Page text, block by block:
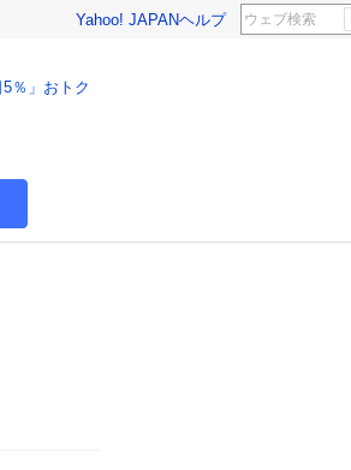
Yahoo! JAPANヘルプ
％」おトク